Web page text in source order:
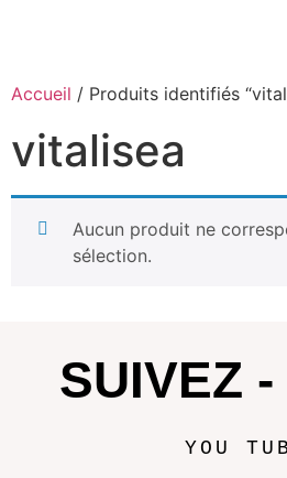
Accueil / Produits identifiés
vitalisea
Aucun produit ne
sélection.
SUIVEZ
YOU